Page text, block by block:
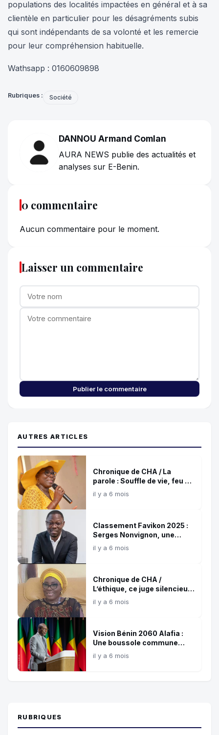
populations des localités impactées en général et à sa
clientèle en particulier pour les désagréments subis
qui sont indépendants de sa volonté et les remercie
pour leur compréhension habituelle.
Wathsapp : 0160609898
Rubriques : Société
DANNOU Armand Comlan
AURA NEWS publie des actualités et
analyses sur E-Benin.
0 commentaire
Aucun commentaire pour le moment.
Laisser un commentaire
Publier le commentaire
AUTRES ARTICLES
Chronique de CHA / La
parole : Souffle de vie, feu de
destruction !
il y a 6 mois
Classement Favikon 2025 :
Serges Nonvignon, une
référence confirmée de
l’influence digitale africaine
il y a 6 mois
Chronique de CHA /
L’éthique, ce juge silencieux
et témoin de nos choix !
il y a 6 mois
Vision Bénin 2060 Alafia :
Une boussole commune
pour les 35 prochaines
années
il y a 6 mois
RUBRIQUES